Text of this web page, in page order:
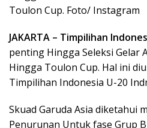
Toulon Cup. Foto/ Instagram
JAKARTA – Timpilihan
penting Hingga Seleksi Gelar
Hingga Toulon Cup. Hal ini
Timpilihan Indonesia U-20
Skuad Garuda Asia diketahui
Penurunan Untuk fase Grup